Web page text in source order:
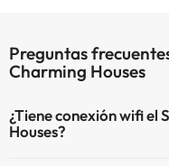
Preguntas
Charming Houses
¿Tiene conexión wifi
Houses?